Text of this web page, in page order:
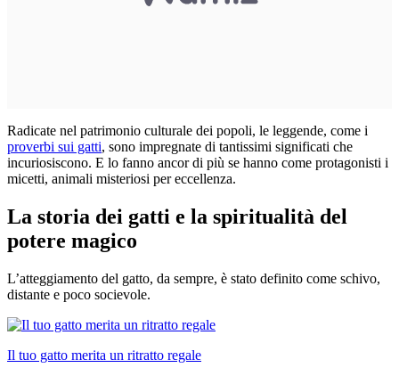
Radicate nel patrimonio culturale dei popoli, le leggende, come i
proverbi sui gatti, sono impregnate di tantissimi significati che
incuriosiscono. E lo fanno ancor di più se hanno come protagonisti i
micetti, animali misteriosi per eccellenza.
La storia dei gatti e la spiritualità del
potere magico
L’atteggiamento del gatto, da sempre, è stato definito come schivo,
distante e poco socievole.
Il tuo gatto merita un ritratto regale